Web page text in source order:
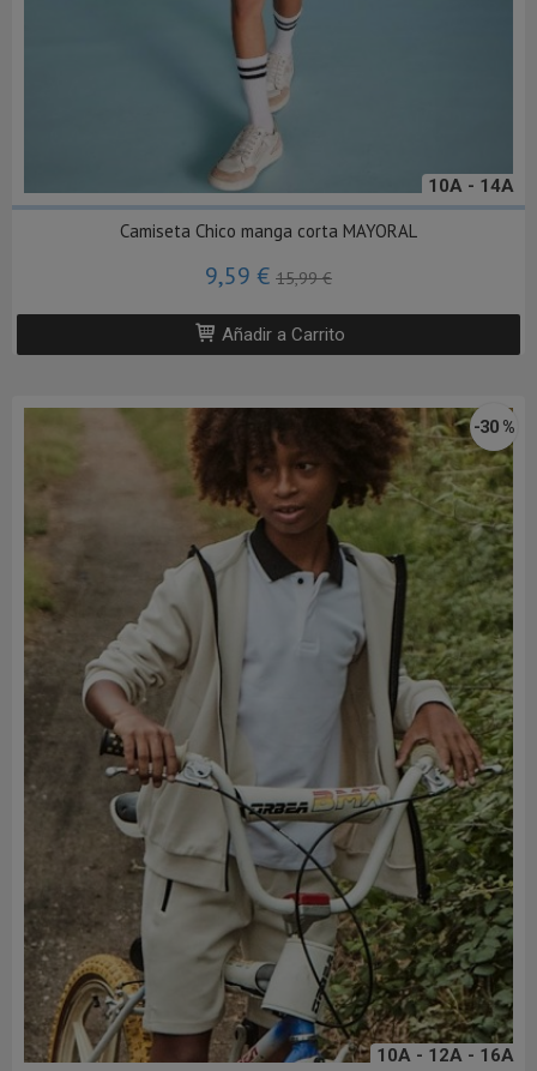
10A - 14A
Camiseta Chico manga corta MAYORAL
9,59 € 15,99 €
Añadir a Carrito
10A - 12A - 16A
-30 %